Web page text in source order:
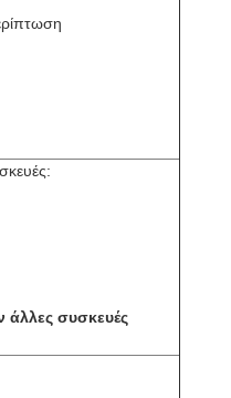
άλλες συσκευές